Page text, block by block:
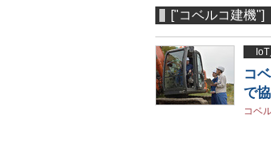
["コベルコ建機"]
コ
で
コベ